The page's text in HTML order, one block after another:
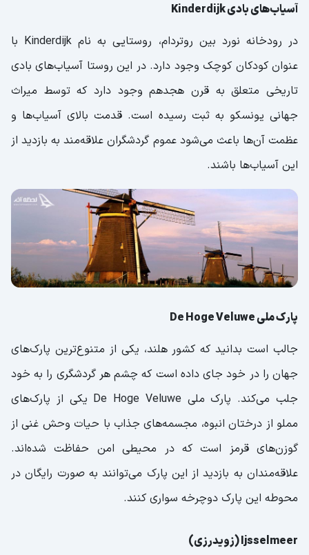
آسیاب‌های بادی Kinderdijk
در رودخانه نورد بین روتردام، روستایی به نام Kinderdijk با
عنوان کودکان کوچک وجود دارد. در این روستا آسیاب‌های بادی
تاریخی متعلق به قرن هجدهم وجود دارد که توسط میراث
جهانی یونسکو به ثبت رسیده است. قدمت بالای آسیاب‌ها و
عظمت آن‌ها باعث می‌شود عموم گردشگران علاقه‌مند به بازدید از
این آسیاب‌ها باشند.
پارک ملی De Hoge Veluwe
جالب است بدانید که کشور هلند، یکی از متنوع‌ترین پارک‌های
جهان را در خود جای داده است که چشم هر گردشگری را به خود
جلب می‌کند. پارک ملی De Hoge Veluwe یکی از پارک‌های
مملو از درختان انبوه، مجسمه‌های جذاب با حیات وحش غنی از
گوزن‌های قرمز است که در محیطی امن حفاظت شده‌اند.
علاقه‌مندان به بازدید از این پارک می‌توانند به صورت رایگان در
محوطه این پارک دوچرخه سواری کنند.
Ijsselmeer (زویدرزی)